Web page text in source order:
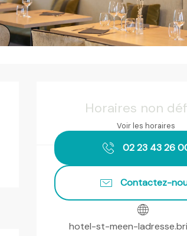
Horaires non
Voir les horaires
02 23 43 26
Contactez-
hotel-st-meen-